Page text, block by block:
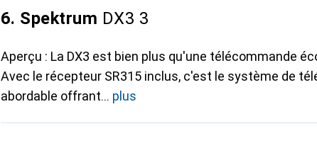
6. Spektrum DX3 3
Aperçu : La DX3 est bien plus qu'une télécommande
Avec le récepteur SR315 inclus, c'est le système de
abordable offrant
plus